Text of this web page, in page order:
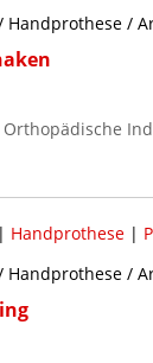
Handprothese /
Orthopädische
| Handprothese|
Handprothese /